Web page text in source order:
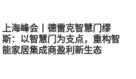
上海峰会丨德雷克智慧门缪
斯：以智慧门为支点，重构智
能家居集成商盈利新生态